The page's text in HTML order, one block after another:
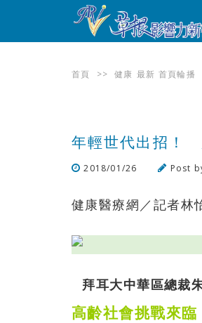
首頁 >> 健康 最新 首頁輪播
年輕世代出招！
2018/01/26 Post
健康醫療網／記者林
拜耳大中華區總裁
高齡社會挑戰來